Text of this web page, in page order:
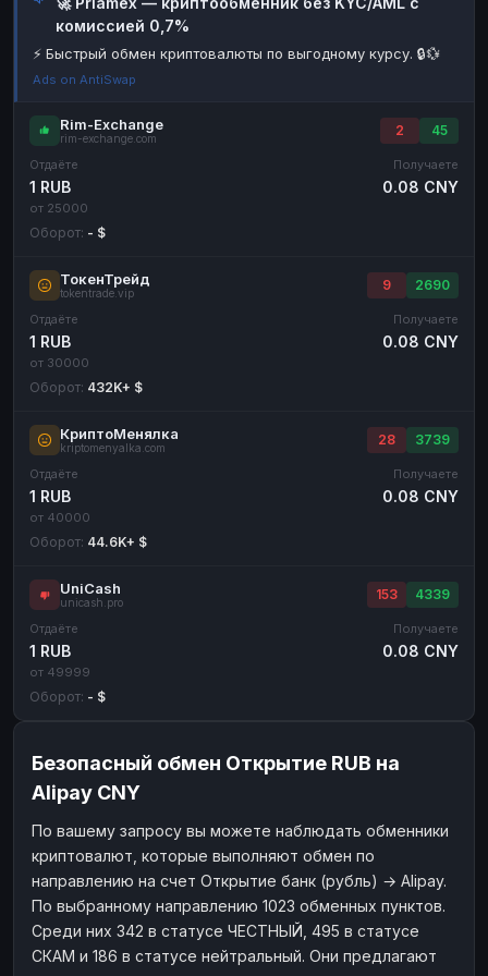
Наличные
Наличные USD Наличные USD
комиссией 0,7%
⚡ Быстрый обмен криптовалюты по выгодному курсу. 🔒💱
Ads on AntiSwap
Rim-Exchange
rim-exchange.com
2 45
Отдаёте
1 RUB
от 25000
Получаете
0.08 CNY
Оборот: - $
ТокенТрейд
tokentrade.vip
9 2690
Отдаёте
1 RUB
от 30000
Получаете
0.08 CNY
Оборот: 432K+ $
КриптоМенялка
kriptomenyalka.com
28 3739
Отдаёте
1 RUB
от 40000
Получаете
0.08 CNY
Оборот: 44.6K+ $
UniCash
unicash.pro
153 4339
Отдаёте
1 RUB
от 49999
Получаете
0.08 CNY
Оборот: - $
Безопасный обмен Открытие RUB на
Alipay CNY
По вашему запросу вы можете наблюдать обменники
криптовалют, которые выполняют обмен по
направлению на счет Открытие банк (рубль) → Alipay.
По выбранному направлению 1023 обменных пунктов.
Среди них 342 в статусе ЧЕСТНЫЙ, 495 в статусе
СКАМ и 186 в статусе нейтральный. Они предлагают